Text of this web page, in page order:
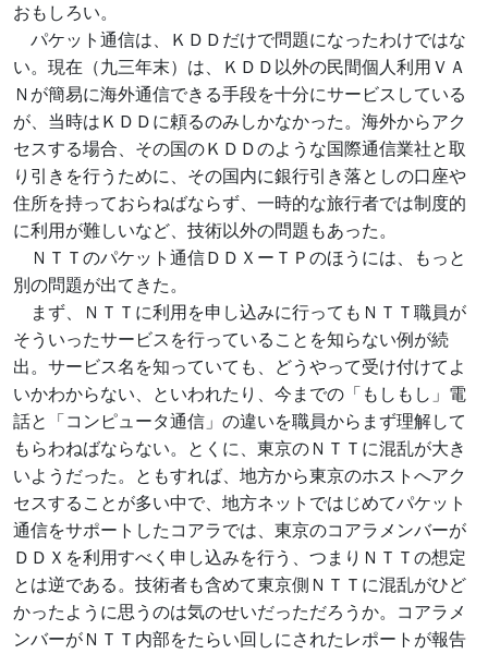
おもしろい。
パケット通信は、ＫＤＤだけで問題になったわけではな
い。現在（九三年末）は、ＫＤＤ以外の民間個人利用ＶＡ
Ｎが簡易に海外通信できる手段を十分にサービスしている
が、当時はＫＤＤに頼るのみしかなかった。海外からアク
セスする場合、その国のＫＤＤのような国際通信業社と取
り引きを行うために、その国内に銀行引き落としの口座や
住所を持っておらねばならず、一時的な旅行者では制度的
に利用が難しいなど、技術以外の問題もあった。
ＮＴＴのパケット通信ＤＤＸーＴＰのほうには、もっと
別の問題が出てきた。
まず、ＮＴＴに利用を申し込みに行ってもＮＴＴ職員が
そういったサービスを行っていることを知らない例が続
出。サービス名を知っていても、どうやって受け付けてよ
いかわからない、といわれたり、今までの「もしもし」電
話と「コンピュータ通信」の違いを職員からまず理解して
もらわねばならない。とくに、東京のＮＴＴに混乱が大き
いようだった。ともすれば、地方から東京のホストへアク
セスすることが多い中で、地方ネットではじめてパケット
通信をサポートしたコアラでは、東京のコアラメンバーが
ＤＤＸを利用すべく申し込みを行う、つまりＮＴＴの想定
とは逆である。技術者も含めて東京側ＮＴＴに混乱がひど
かったように思うのは気のせいだっただろうか。コアラメ
ンバーがＮＴＴ内部をたらい回しにされたレポートが報告